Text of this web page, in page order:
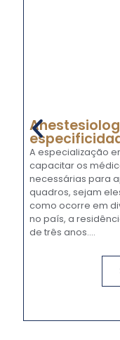
A especialização
capacitar os
necessárias para
quadros, sejam
como ocorre em
no país, a
de três anos....